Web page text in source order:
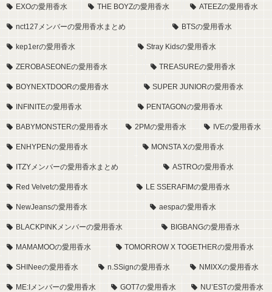
EXOの愛用香水 THE BOYZの愛用香水 ATEEZの愛用香水
nct127メンバーの愛用香水まとめ BTSの愛用香水
kep1erの愛用香水 Stray Kidsの愛用香水
ZEROBASEONEの愛用香水 TREASUREの愛用香水
BOYNEXTDOORの愛用香水 SUPER JUNIORの愛用香水
INFINITEの愛用香水 PENTAGONの愛用香水
BABYMONSTERの愛用香水 2PMの愛用香水 IVEの愛用香水
ENHYPENの愛用香水 MONSTA Xの愛用香水
ITZYメンバーの愛用香水まとめ ASTROの愛用香水
Red Velvetの愛用香水 LE SSERAFIMの愛用香水
NewJeansの愛用香水 aespaの愛用香水
BLACKPINKメンバーの愛用香水 BIGBANGの愛用香水
MAMAMOOの愛用香水 TOMORROW X TOGETHERの愛用香水
SHINeeの愛用香水 n.SSignの愛用香水 NMIXXの愛用香水
ME:Iメンバーの愛用香水 GOT7の愛用香水 NU’ESTの愛用香水